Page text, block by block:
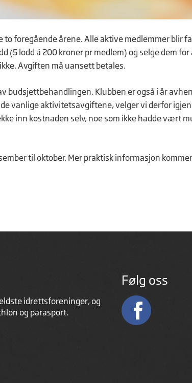
to foregående årene. Alle aktive medlemmer blir
lodd á 200 kroner pr medlem) og selge dem for
Avgiften må uansett betales.
budsjettbehandlingen. Klubben er også i år
vanlige aktivitetsavgiftene, velger vi derfor
inn kostnaden selv, noe som ikke hadde vært
til oktober. Mer praktisk informasjon
idrettsforeninger, og
og parasport.
Følg oss